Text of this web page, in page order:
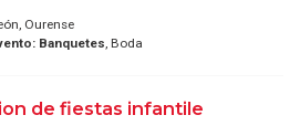
Ourense
Banquetes, Boda
de fiestas infantile